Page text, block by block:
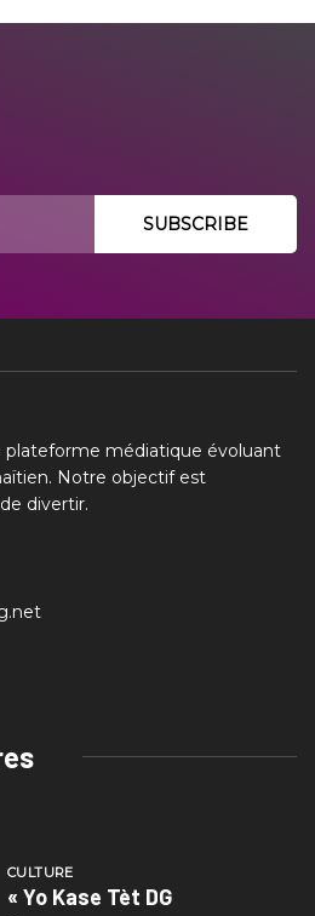
plateforme médiatique évoluant
Notre objectif est
divertir.
CULTURE
« Yo Kase Tèt DG